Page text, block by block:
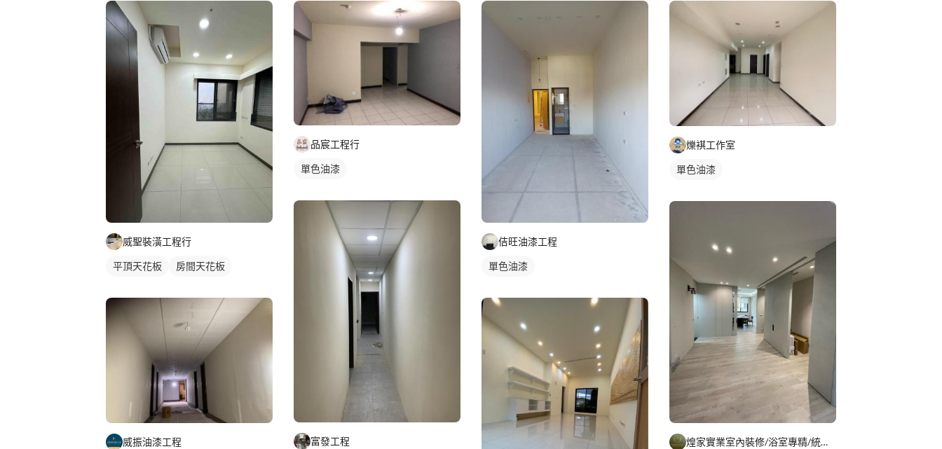
威聖裝潢工程行
平頂天花板 房間天花板
威振油漆工程
品宸工程行
單色油漆
富發工程
佶旺油漆工程
單色油漆
爍褀工作室
單色油漆
煌家實業室內裝修/浴室專精/統包工程